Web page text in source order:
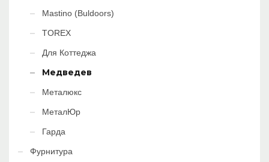
Mastino (Buldoors)
TOREX
Для Коттеджа
Медведев
Металюкс
МеталЮр
Гарда
Фурнитура